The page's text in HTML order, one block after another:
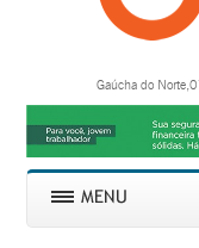
Gaúcha do